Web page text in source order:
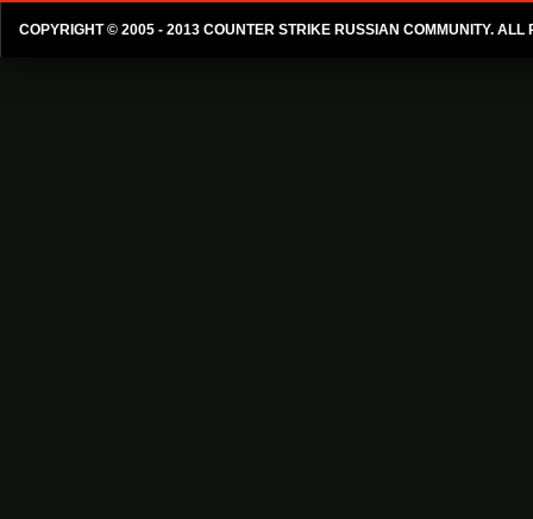
COPYRIGHT © 2005 - 2013 COUNTER STRIKE RUSSIAN COMMUNITY. ALL